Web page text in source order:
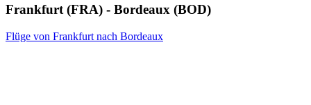
Frankfurt (FRA) - Bordeaux (BOD)
Flüge von Frankfurt nach Bordeaux